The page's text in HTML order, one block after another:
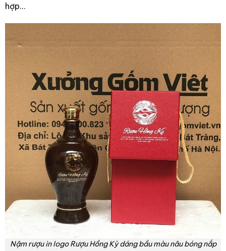
hợp…
Nậm rượu in logo Rượu Hồng Kỳ dáng bầu màu nâu bóng nắp